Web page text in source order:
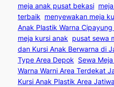
meja anak pusat bekasi
terbaik menyewakan meja
Anak Plastik Warna
meja kursi anak pusat sewa
dan Kursi Anak Berwarna di
Type Area Depok Sewa
Warna Warni Area Terdekat
Kursi Anak Plastik Area